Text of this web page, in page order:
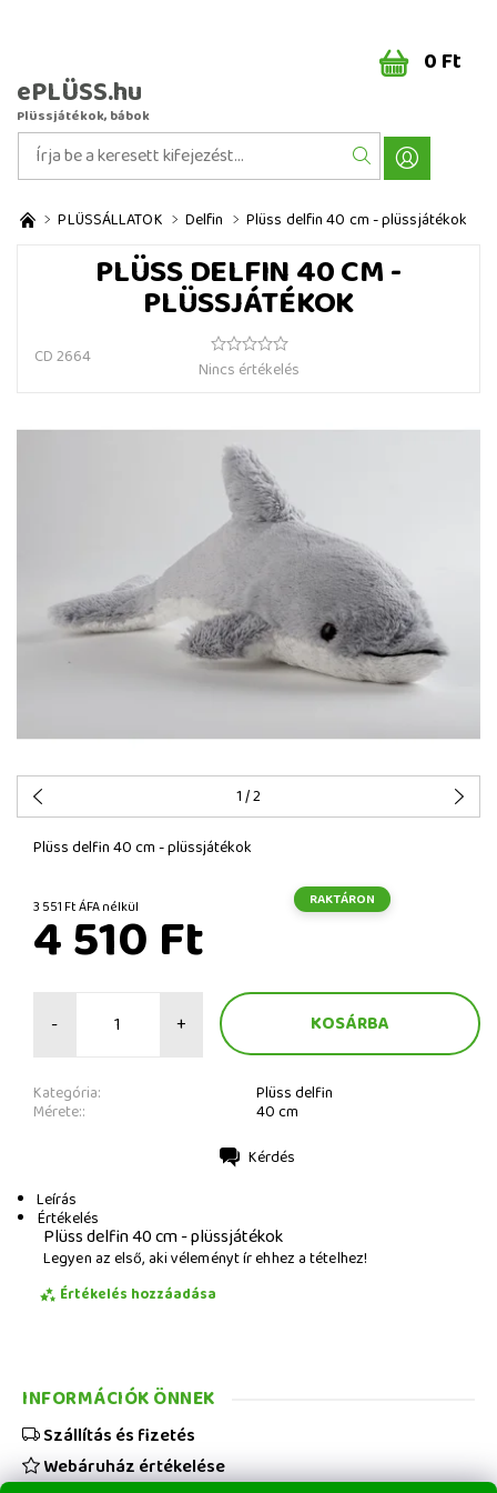
ePLÜSS.hu
Plüssjátékok, bábok
0 Ft
PLÜSSÁLLATOK Delfin Plüss delfin 40 cm - plüssjátékok
PLÜSS DELFIN 40 CM -
PLÜSSJÁTÉKOK
CD 2664
Nincs értékelés
1/ 2
Plüss delfin 40 cm - plüssjátékok
3 551 Ft ÁFA nélkül RAKTÁRON
4 510 Ft
- +
Kategória: Plüss delfin
Mérete:: 40 cm
Kérdés
Leírás
Értékelés
Plüss delfin 40 cm - plüssjátékok
Legyen az első, aki véleményt ír ehhez a tételhez!
Értékelés hozzáadása
INFORMÁCIÓK ÖNNEK
Szállítás és fizetés
Webáruház értékelése